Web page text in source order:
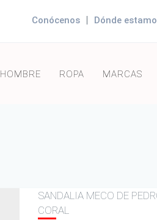
Conócenos | Dónde
HOMBRE ROPA MARCAS
SANDALIA MECO DE
CORAL